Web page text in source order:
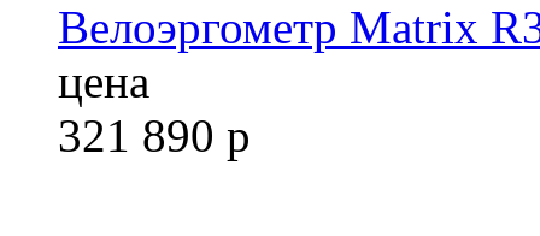
Велоэргометр Matrix
цена
321 890 р